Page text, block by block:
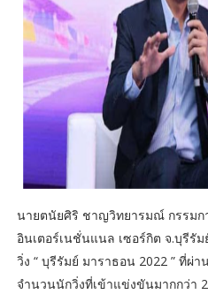
นายตนัยศิริ ชาญวิทยารมณ์ กรรมก
อินเตอร์เนชั่นแนล เซอร์กิต จ.บุรีรั
วิ่ง “ บุรีรัมย์ มาราธอน 2022 ” ที่ผ่
จำนวนนักวิ่งที่เข้าแข่งขันมากกว่า